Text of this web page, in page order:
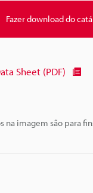
na imagem são para
Fazer download do
Sheet (PDF)